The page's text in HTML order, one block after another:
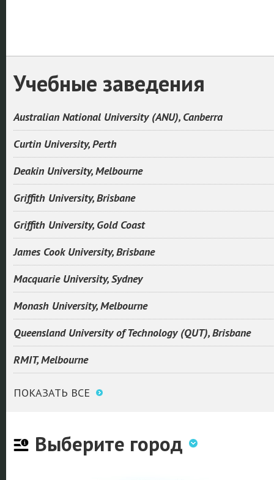
Учебные заведения
Australian National University (ANU), Canberra
Curtin University, Perth
Deakin University, Melbourne
Griffith University, Brisbane
Griffith University, Gold Coast
James Cook University, Brisbane
Macquarie University, Sydney
Monash University, Melbourne
Queensland University of Technology (QUT), Brisbane
RMIT, Melbourne
ПОКАЗАТЬ ВСЕ
Выберите город